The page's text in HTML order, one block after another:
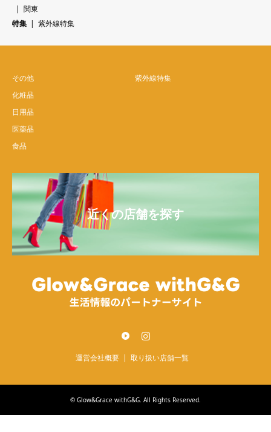
関東
特集
紫外線特集
その他
化粧品
日用品
医薬品
食品
紫外線特集
近くの店舗を探す
運営会社概要 取り扱い店舗一覧
© Glow&Grace withG&G . All Rights Reserved.